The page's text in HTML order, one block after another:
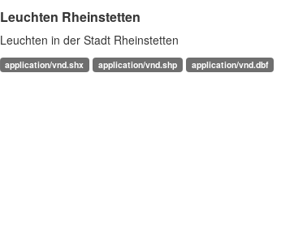
Leuchten Rheinstetten
Leuchten in der Stadt Rheinstetten
application/vnd.shx application/vnd.shp application/vnd.dbf